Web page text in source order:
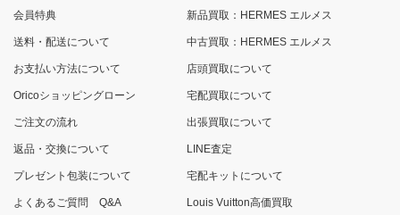
会員特典
送料・配送について
お支払い方法について
Oricoショッピングローン
ご注文の流れ
返品・交換について
プレゼント包装について
よくあるご質問 Q&A
新品買取：HERMES エルメス
中古買取：HERMES エルメス
店頭買取について
宅配買取について
出張買取について
LINE査定
宅配キットについて
Louis Vuitton高価買取